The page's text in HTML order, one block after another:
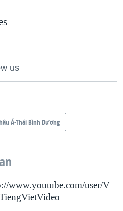
us
Á-Thái Bình Dương
www.youtube.com/user/V